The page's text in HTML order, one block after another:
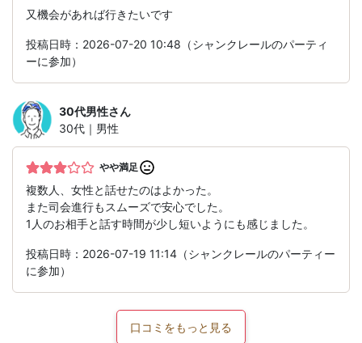
又機会があれば行きたいです
投稿日時：2026-07-20 10:48（シャンクレールのパーティ
ーに参加）
30代男性さん
30代｜男性
やや満足
複数人、女性と話せたのはよかった。
また司会進行もスムーズで安心でした。
1人のお相手と話す時間が少し短いようにも感じました。
投稿日時：2026-07-19 11:14（シャンクレールのパーティー
に参加）
口コミをもっと見る